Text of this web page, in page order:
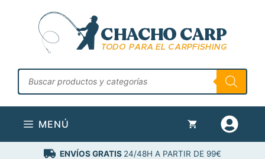
contenido
Búsqueda
de
productos
MENÚ
ENVÍOS GRATIS 24/48H A PARTIR DE 99€